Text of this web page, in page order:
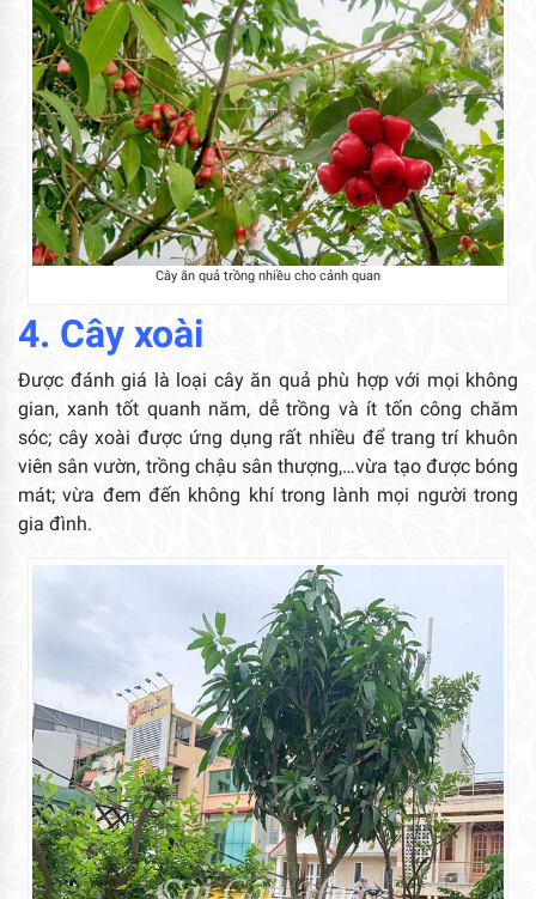
Cây ăn quả trồng nhiều cho cảnh quan
4. Cây xoài
Được đánh giá là loại cây ăn quả phù hợp với mọi không
gian, xanh tốt quanh năm, dễ trồng và ít tốn công chăm
sóc; cây xoài được ứng dụng rất nhiều để trang trí khuôn
viên sân vườn, trồng chậu sân thượng,…vừa tạo được bóng
mát; vừa đem đến không khí trong lành mọi người trong
gia đình.